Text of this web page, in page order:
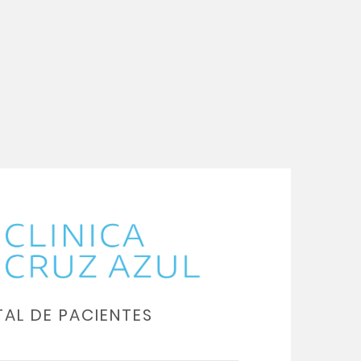
DE PACIENTES